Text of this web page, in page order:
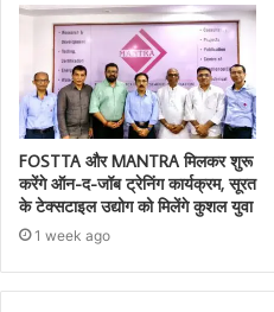
FOSTTA और MANTRA मिलकर शुरू
करेंगे ऑन-द-जॉब ट्रेनिंग कार्यक्रम, सूरत
के टेक्सटाइल उद्योग को मिलेंगे कुशल युवा
1 week ago